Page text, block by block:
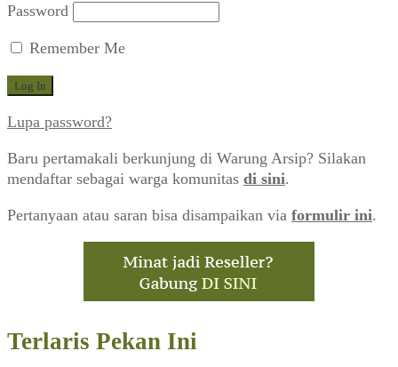
Password
Remember Me
Lupa password?
Baru pertamakali berkunjung di Warung Arsip? Silakan
mendaftar sebagai warga komunitas di sini.
Pertanyaan atau saran bisa disampaikan via formulir ini.
Terlaris Pekan Ini